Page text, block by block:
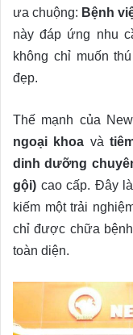
ưa chuộng: Bệnh
này đáp ứng nhu
không chỉ muốn
đẹp.
Thế mạnh của
ngoại khoa và
dinh dưỡng
gội) cao cấp. Đây
kiếm một trải
chỉ được chữa
toàn diện.